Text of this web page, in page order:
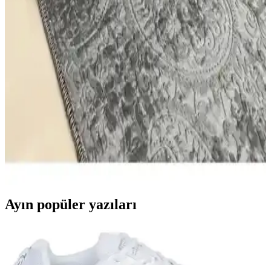
Konfor Halı Modern Jüt Yolluk Halı Rusticana
3101 ve 3102 Karşılaştırması ve Kullanıcı Yorumları
Rusticana 3101 ve 3102 modern jüt yolluk halıları, tasarım,
malzeme ve kullanıcı memnuniyeti açısından farklı özellikler
sunuyor. Her iki ürün de dayanıklı ve şık olup, çeşitli alanlarda
Dinarsu Kaymaz Halı Assos Nevra Gri: Güvenli ve
Şık Ev Dekorasyonu İçin Uygun Yolluk
Dinarsu'nun tasarladığı Assos Nevra Gri kaymaz halı, dayanıklı
polyester üst yüzey, modern tasarım ve antibakteriyel özellikleriyle
Ayın popüler yazıları